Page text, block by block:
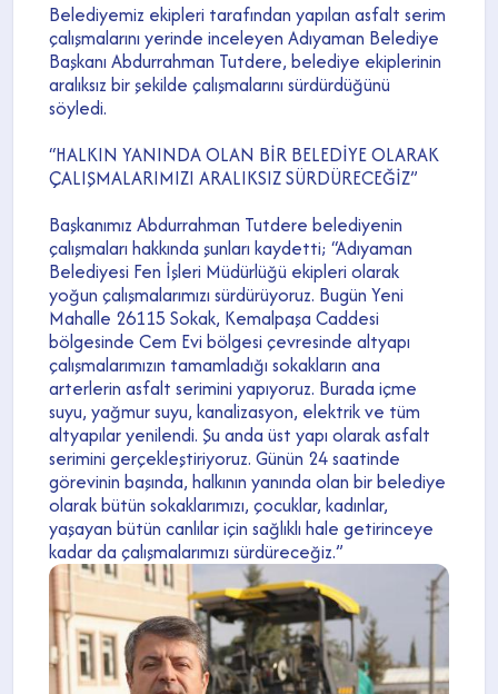
Belediyemiz ekipleri tarafından yapılan asfalt serim
çalışmalarını yerinde inceleyen Adıyaman Belediye
Başkanı Abdurrahman Tutdere, belediye ekiplerinin
aralıksız bir şekilde çalışmalarını sürdürdüğünü
söyledi.
“HALKIN YANINDA OLAN BİR BELEDİYE OLARAK
ÇALIŞMALARIMIZI ARALIKSIZ SÜRDÜRECEĞİZ”
Başkanımız Abdurrahman Tutdere belediyenin
çalışmaları hakkında şunları kaydetti; “Adıyaman
Belediyesi Fen İşleri Müdürlüğü ekipleri olarak
yoğun çalışmalarımızı sürdürüyoruz. Bugün Yeni
Mahalle 26115 Sokak, Kemalpaşa Caddesi
bölgesinde Cem Evi bölgesi çevresinde altyapı
çalışmalarımızın tamamladığı sokakların ana
arterlerin asfalt serimini yapıyoruz. Burada içme
suyu, yağmur suyu, kanalizasyon, elektrik ve tüm
altyapılar yenilendi. Şu anda üst yapı olarak asfalt
serimini gerçekleştiriyoruz. Günün 24 saatinde
görevinin başında, halkının yanında olan bir belediye
olarak bütün sokaklarımızı, çocuklar, kadınlar,
yaşayan bütün canlılar için sağlıklı hale getirinceye
kadar da çalışmalarımızı sürdüreceğiz.”